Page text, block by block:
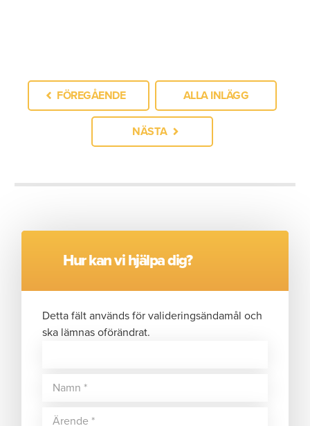
FÖREGÅENDE ALLA INLÄGG
NÄSTA
Hur kan vi hjälpa dig?
Detta fält används för valideringsändamål och
ska lämnas oförändrat.